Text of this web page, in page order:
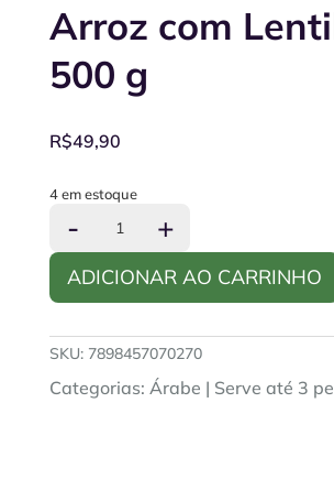
Arroz com
500 g
R$49,90
4 em estoque
-
com
Lentilha
500
+
ADICIONAR AO CARRINHO
SKU: 7898457070270
Categorias: Árabe | Serve até 3